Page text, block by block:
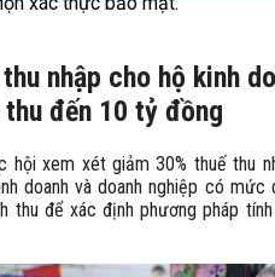
nhập cho hộ kinh
đến 10 tỷ đồng
hội xem xét giảm 30% thuế thu
doanh và doanh nghiệp có mức
thu để xác định phương pháp